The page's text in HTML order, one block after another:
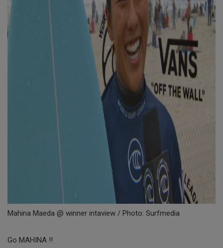
Mahina Maeda @ winner intaview / Photo: Surfmedia
Go MAHINA !!